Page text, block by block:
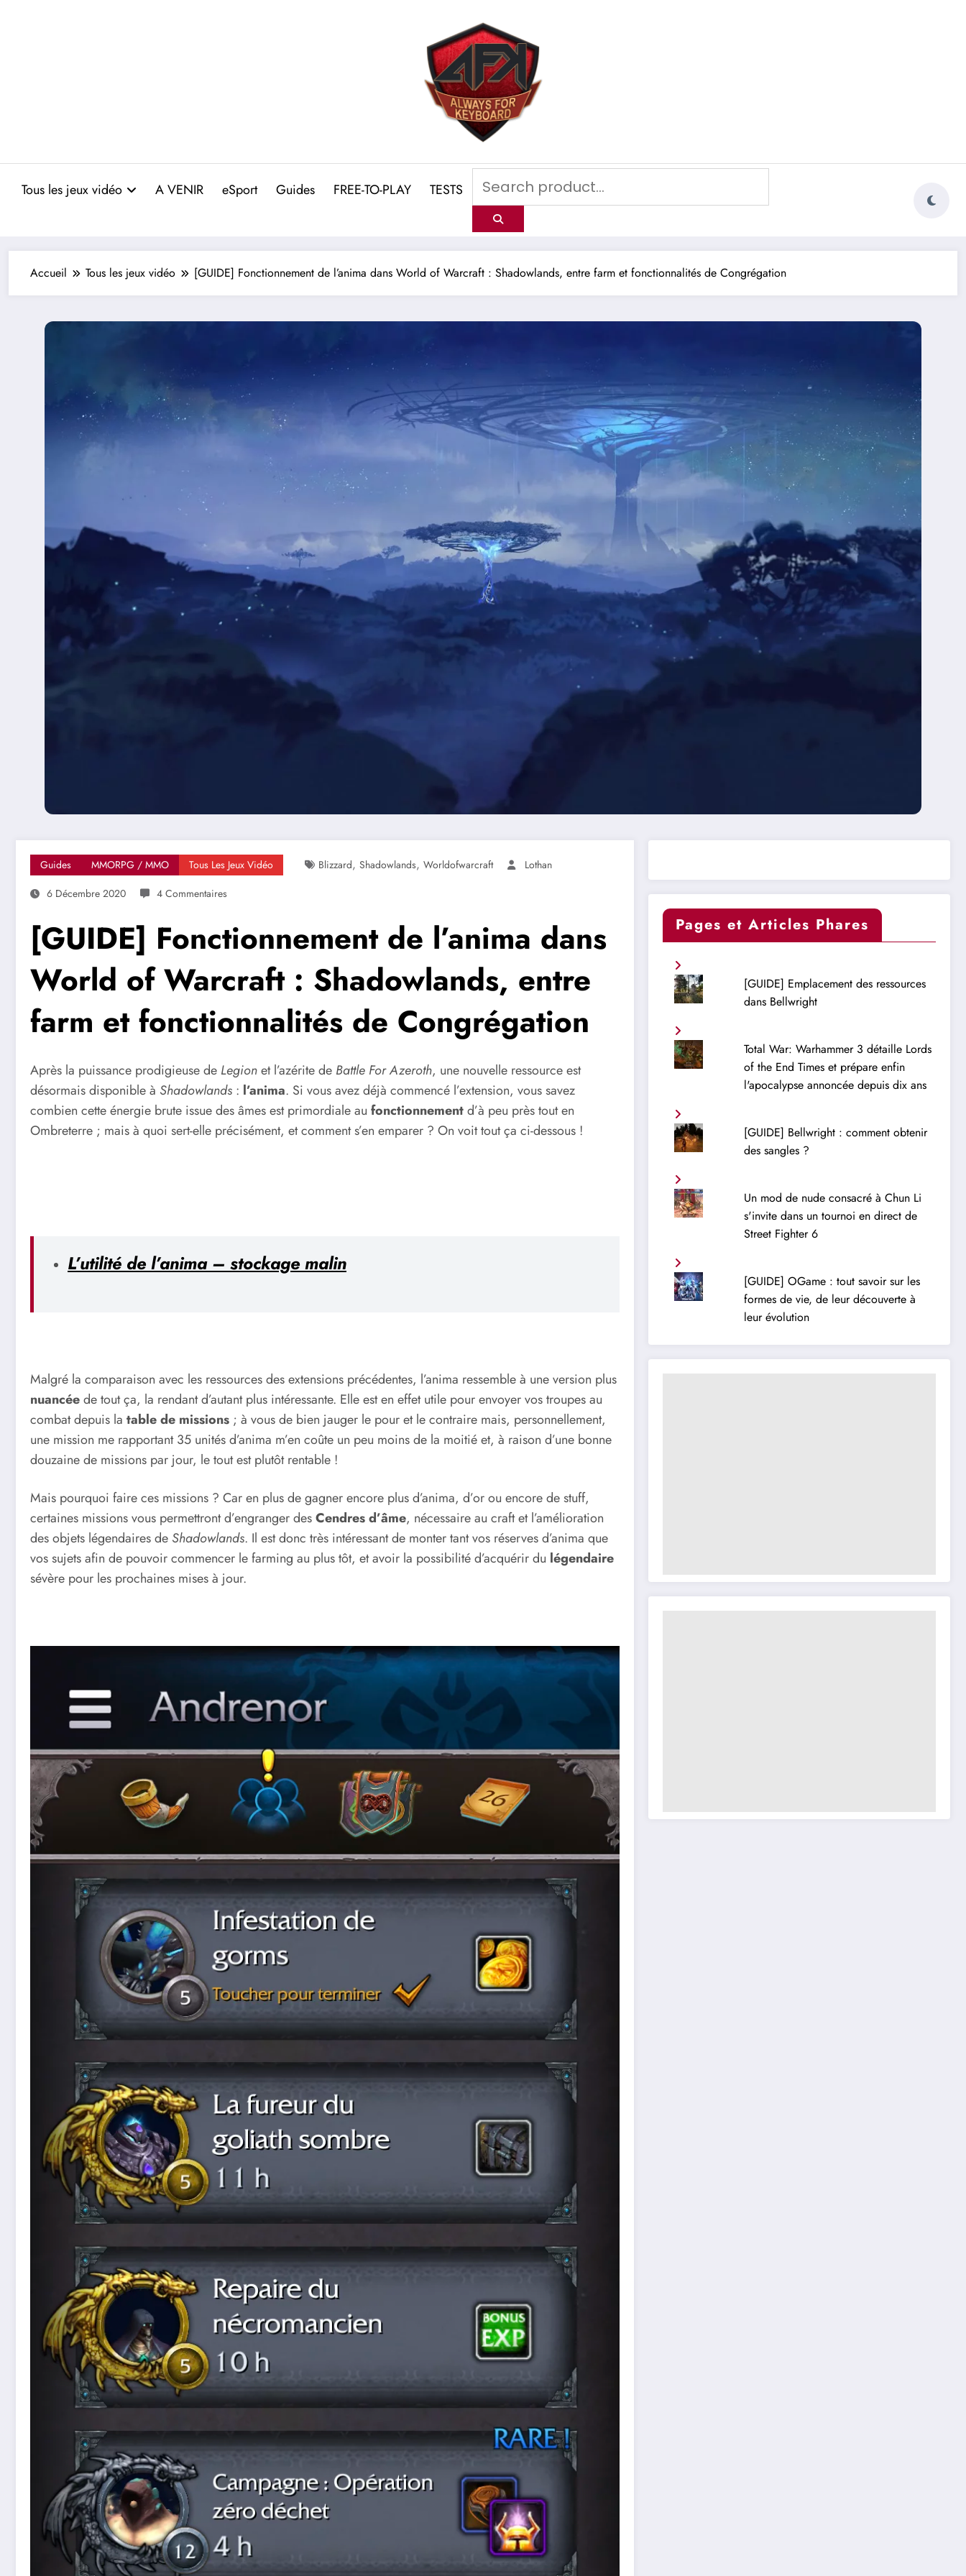
Tous les jeux vidéo A VENIR eSport Guides FREE-TO-PLAY TESTS
Accueil Tous les jeux vidéo [GUIDE] Fonctionnement de l’anima dans World of Warcraft : Shadowlands, entre farm et fonctionnalités de Congrégation
Guides MMORPG / MMO Tous Les Jeux Vidéo Blizzard, Shadowlands, Worldofwarcraft
Lothan
6 Décembre 2020
4 Commentaires
[GUIDE] Fonctionnement de l’anima dans
World of Warcraft : Shadowlands, entre
farm et fonctionnalités de Congrégation
Après la puissance prodigieuse de Legionet l’azérite de Battle For Azeroth, une nouvelle ressource est
désormais disponible à Shadowlands : l’anima. Si vous avez déjà commencé l’extension, vous savez
combien cette énergie brute issue des âmes est primordiale au fonctionnementd’à peu près tout en
Ombreterre ; mais à quoi sert-elle précisément, et comment s’en emparer ? On voit tout ça ci-dessous !
L’utilité de l’anima – stockage malin
Malgré la comparaison avec les ressources des extensions précédentes, l’anima ressemble à une version plus
nuancéede tout ça, la rendant d’autant plus intéressante. Elle est en effet utile pour envoyer vos troupes au
combat depuis la table de missions ; à vous de bien jauger le pour et le contraire mais, personnellement,
une mission me rapportant 35 unités d’anima m’en coûte un peu moins de la moitié et, à raison d’une bonne
douzaine de missions par jour, le tout est plutôt rentable !
Mais pourquoi faire ces missions ? Car en plus de gagner encore plus d’anima, d’or ou encore de stuff,
certaines missions vous permettront d’engranger desCendres d’âme, nécessaire au craft et l’amélioration
des objets légendaires de Shadowlands. Il est donc très intéressant de monter tant vos réserves d’anima que
vos sujets afin de pouvoir commencer le farming au plus tôt, et avoir la possibilité d’acquérir du légendaire
sévère pour les prochaines mises à jour.
Pages et Articles Phares
[GUIDE] Emplacement des ressources
dans Bellwright
Total War: Warhammer 3 détaille Lords
of the End Times et prépare enfin
l'apocalypse annoncée depuis dix ans
[GUIDE] Bellwright : comment obtenir
des sangles ?
Un mod de nude consacré à Chun Li
s'invite dans un tournoi en direct de
Street Fighter 6
[GUIDE] OGame : tout savoir sur les
formes de vie, de leur découverte à
leur évolution